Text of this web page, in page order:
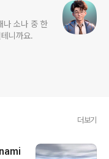
나 소나 중 한
니까요.
더보기